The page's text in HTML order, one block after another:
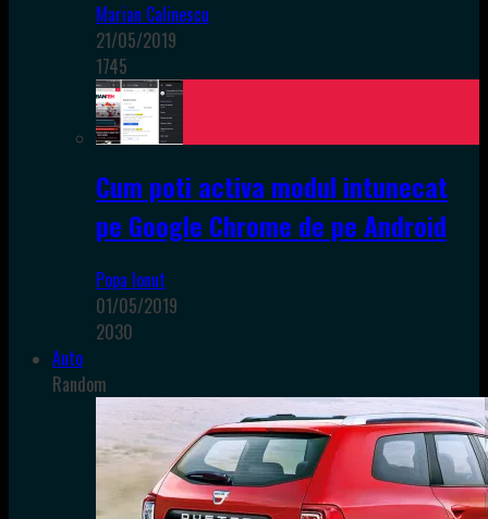
Marian Calinescu
21/05/2019
1745
Cum poti activa modul intunecat
pe Google Chrome de pe Android
Popa Ionut
01/05/2019
2030
Auto
Random